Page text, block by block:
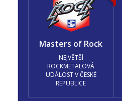
Masters of Rock
NEJVĚTŠÍ
ROCKMETALOVÁ
UDÁLOST V ČESKÉ
REPUBLICE